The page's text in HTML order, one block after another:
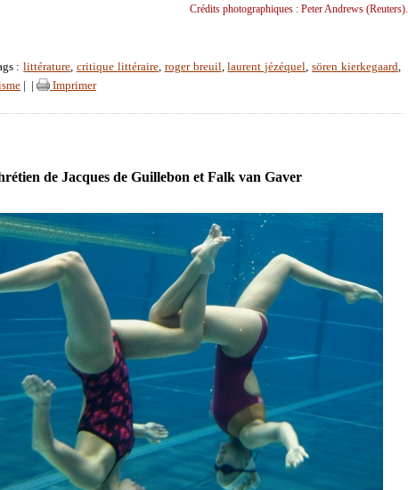
Crédits photographiques : Peter Andrews (Reuters).
:littérature,critique littéraire, roger breuil,laurent jézéquel,sören kierkegaard,
Imprimer
de Jacques de Guillebon et Falk van Gaver